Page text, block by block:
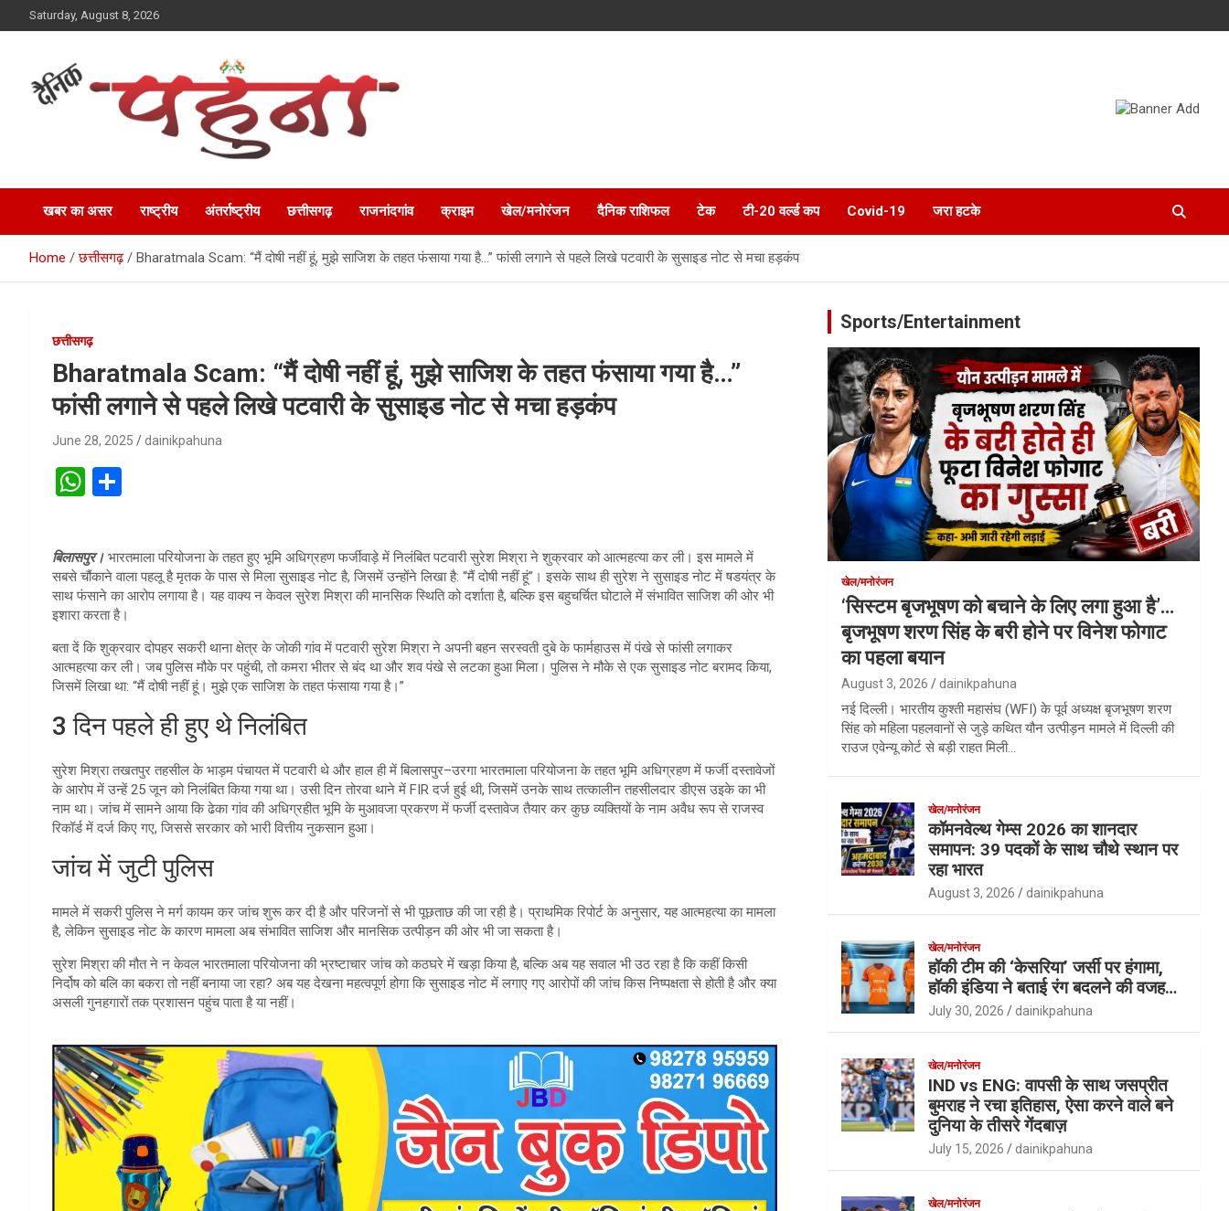
to
Saturday, August 8, 2026
Dainik Pahuna
खबर का असर राष्ट्रीय अंतर्राष्ट्रीय छत्तीसगढ़ राजनांदगांव क्राइम खेल/मनोरंजन दैनिक राशिफल टेक टी-20 वर्ल्ड कप Covid-19 जरा हटके
Home छत्तीसगढ़ Bharatmala Scam: “मैं दोषी नहीं हूं, मुझे साजिश के तहत फंसाया गया है…” फांसी लगाने से पहले लिखे पटवारी के सुसाइड नोट से मचा हड़कंप
छत्तीसगढ़
Bharatmala Scam: “मैं दोषी नहीं हूं, मुझे साजिश के तहत फंसाया गया है…”
फांसी लगाने से पहले लिखे पटवारी के सुसाइड नोट से मचा हड़कंप
June 28, 2025 dainikpahuna
W
s
A
p
p
e
बिलासपुर। भारतमाला परियोजना के तहत हुए भूमि अधिग्रहण फर्जीवाड़े में निलंबित पटवारी सुरेश मिश्रा ने शुक्रवार को आत्महत्या कर ली। इस मामले में
सबसे चौंकाने वाला पहलू है मृतक के पास से मिला सुसाइड नोट है, जिसमें उन्होंने लिखा है: “मैं दोषी नहीं हूं”। इसके साथ ही सुरेश ने सुसाइड नोट में षडयंत्र के
साथ फंसाने का आरोप लगाया है। यह वाक्य न केवल सुरेश मिश्रा की मानसिक स्थिति को दर्शाता है, बल्कि इस बहुचर्चित घोटाले में संभावित साजिश की ओर भी
इशारा करता है।
बता दें कि शुक्रवार दोपहर सकरी थाना क्षेत्र के जोकी गांव में पटवारी सुरेश मिश्रा ने अपनी बहन सरस्वती दुबे के फार्महाउस में पंखे से फांसी लगाकर
आत्महत्या कर ली। जब पुलिस मौके पर पहुंची, तो कमरा भीतर से बंद था और शव पंखे से लटका हुआ मिला। पुलिस ने मौके से एक सुसाइड नोट बरामद किया,
जिसमें लिखा था: “मैं दोषी नहीं हूं। मुझे एक साजिश के तहत फंसाया गया है।”
3 दिन पहले ही हुए थे निलंबित
सुरेश मिश्रा तखतपुर तहसील के भाड़म पंचायत में पटवारी थे और हाल ही में बिलासपुर–उरगा भारतमाला परियोजना के तहत भूमि अधिग्रहण में फर्जी दस्तावेजों
के आरोप में उन्हें 25 जून को निलंबित किया गया था। उसी दिन तोरवा थाने में FIR दर्ज हुई थी, जिसमें उनके साथ तत्कालीन तहसीलदार डीएस उइके का भी
नाम था। जांच में सामने आया कि ढेका गांव की अधिग्रहीत भूमि के मुआवजा प्रकरण में फर्जी दस्तावेज तैयार कर कुछ व्यक्तियों के नाम अवैध रूप से राजस्व
रिकॉर्ड में दर्ज किए गए, जिससे सरकार को भारी वित्तीय नुकसान हुआ।
जांच में जुटी पुलिस
मामले में सकरी पुलिस ने मर्ग कायम कर जांच शुरू कर दी है और परिजनों से भी पूछताछ की जा रही है। प्राथमिक रिपोर्ट के अनुसार, यह आत्महत्या का मामला
है, लेकिन सुसाइड नोट के कारण मामला अब संभावित साजिश और मानसिक उत्पीड़न की ओर भी जा सकता है।
सुरेश मिश्रा की मौत ने न केवल भारतमाला परियोजना की भ्रष्टाचार जांच को कठघरे में खड़ा किया है, बल्कि अब यह सवाल भी उठ रहा है कि कहीं किसी
निर्दोष को बलि का बकरा तो नहीं बनाया जा रहा? अब यह देखना महत्वपूर्ण होगा कि सुसाइड नोट में लगाए गए आरोपों की जांच किस निष्पक्षता से होती है और क्या
असली गुनहगारों तक प्रशासन पहुंच पाता है या नहीं।
Sports/Entertainment
खेल/मनोरंजन
‘सिस्टम बृजभूषण को बचाने के लिए लगा हुआ है’…
बृजभूषण शरण सिंह के बरी होने पर विनेश फोगाट
का पहला बयान
August 3, 2026 dainikpahuna
नई दिल्ली। भारतीय कुश्ती महासंघ (WFI) के पूर्व अध्यक्ष बृजभूषण शरण
सिंह को महिला पहलवानों से जुड़े कथित यौन उत्पीड़न मामले में दिल्ली की
राउज एवेन्यू कोर्ट से बड़ी राहत मिली…
खेल/मनोरंजन
कॉमनवेल्थ गेम्स 2026 का शानदार
समापन: 39 पदकों के साथ चौथे स्थान पर
रहा भारत
August 3, 2026 dainikpahuna
खेल/मनोरंजन
हॉकी टीम की ‘केसरिया’ जर्सी पर हंगामा,
हॉकी इंडिया ने बताई रंग बदलने की वजह…
July 30, 2026 dainikpahuna
खेल/मनोरंजन
IND vs ENG: वापसी के साथ जसप्रीत
बुमराह ने रचा इतिहास, ऐसा करने वाले बने
दुनिया के तीसरे गेंदबाज़
July 15, 2026 dainikpahuna
खेल/मनोरंजन